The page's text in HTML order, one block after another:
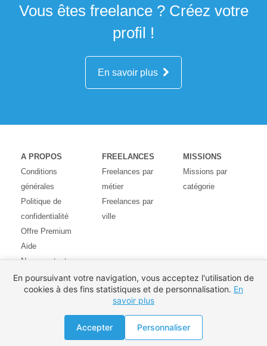
Vous êtes freelance ? Créez votre
profil !
En savoir plus
A PROPOS
Conditions
générales
Politique de
confidentialité
Offre Premium
Aide
Nous contacter
Avis des
utilisateurs
FREELANCES
Freelances par
métier
Freelances par
ville
MISSIONS
Missions par
catégorie
En poursuivant votre navigation, vous acceptez l'utilisation de
cookies à des fins statistiques et de personnalisation. En
savoir plus
Accepter Personnaliser